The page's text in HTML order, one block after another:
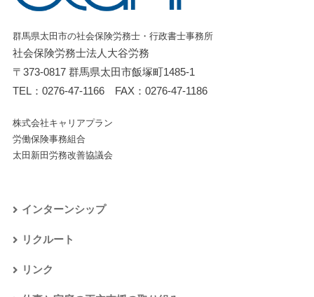
群馬県太田市の社会保険労務士・行政書士事務所
社会保険労務士法人大谷労務
〒373-0817 群馬県太田市飯塚町1485-1
TEL： 0276-47-1166FAX：0276-47-1186
株式会社キャリアプラン
労働保険事務組合
太田新田労務改善協議会
インターンシップ
リクルート
リンク